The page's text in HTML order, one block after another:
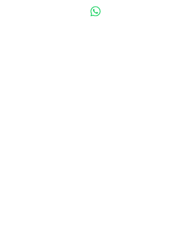
(material não incluso)